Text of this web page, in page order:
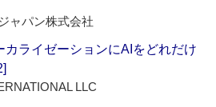
ャパン株式会社
カライゼーションにAIをどれだけ
LLC